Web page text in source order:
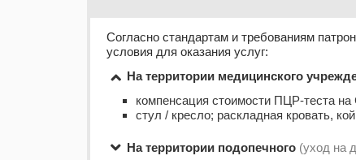
Согласно стандартам и требованиям
условия для оказания услуг:
На территории медицинского
компенсация стоимости ПЦР-теста на
стул / кресло; раскладная кровать,
На территории подопечного (уход на